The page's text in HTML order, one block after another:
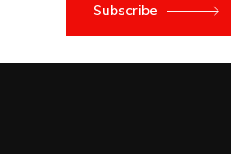
Subscribe